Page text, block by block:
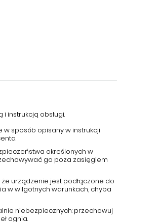
instrukcją obsługi.
w sposób opisany w instrukcji
określonych w
go poza zasięgiem
urządzenie jest podłączone do
w wilgotnych warunkach, chyba
niebezpiecznych: przechowuj
ognia.